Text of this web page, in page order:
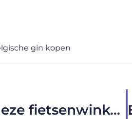
gin kopen
Ontdek Revel Bikes in deze fietsenwinkel in Erpe-Mere